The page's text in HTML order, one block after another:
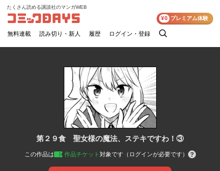
コミックDAYS
たくさん読める講談社のマンガWEB
無料連載 読み切り・新人 履歴 ログイン・登録
検
¥0 プレミアム体験
第２９食 聖女様の魔法、ステキですわ！③
この作品は 作品チケット 対象です（ログインが必要です）